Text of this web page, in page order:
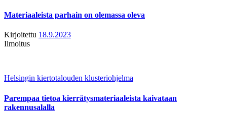
Materiaaleista parhain on olemassa oleva
Kirjoitettu 18.9.2023
Ilmoitus
Helsingin kiertotalouden klusteriohjelma
Parempaa tietoa kierrätysmateriaaleista kaivataan
rakennusalalla